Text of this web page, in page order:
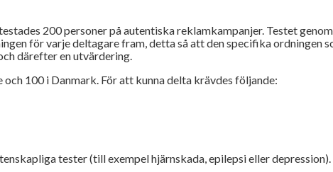
200 personer på autentiska reklamkampanjer. Testet
för varje deltagare fram, detta så att den specifika ordningen
därefter en utvärdering.
100 i Danmark. För att kunna delta krävdes följande:
tester (till exempel hjärnskada, epilepsi eller depression).